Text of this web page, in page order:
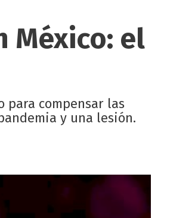
México: el
para compensar las
y una lesión.